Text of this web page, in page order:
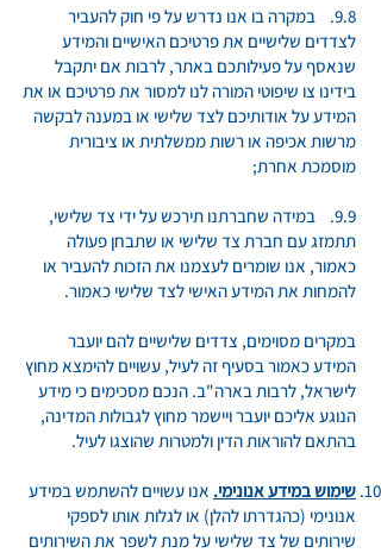
9.8. במקרה בו אנו נדרש על פי חוק להעביר
לצדדים שלישיים את פרטיכם האישיים והמידע
שנאסף על פעילותכם באתר, לרבות אם יתקבל
בידינו צו שיפוטי המורה לנו למסור את פרטיכם או את
המידע על אודותיכם לצד שלישי או במענה לבקשה
מרשות אכיפה או רשות ממשלתית או ציבורית
מוסמכת אחרת;
9.9. במידה שחברתנו תירכש על ידי צד שלישי,
תתמזג עם חברת צד שלישי או שתבחן פעולה
כאמור, אנו שומרים לעצמנו את הזכות להעביר או
להמחות את המידע האישי לצד שלישי כאמור.
במקרים מסוימים, צדדים שלישיים להם יועבר
המידע כאמור בסעיף זה לעיל, עשויים להימצא מחוץ
לישראל, לרבות בארה"ב. הנכם מסכימים כי מידע
הנוגע אליכם יועבר ויישמר מחוץ לגבולות המדינה,
בהתאם להוראות הדין ולמטרות שהוצגו לעיל.
שימוש במידע אנונימי. אנו עשויים להשתמש במידע
אנונימי (כהגדרתו להלן) או לגלות אותו לספקי
שירותים של צד שלישי על מנת לשפר את השירותים